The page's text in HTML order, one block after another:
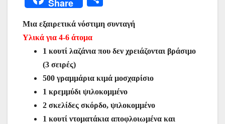
c
e
b
o
o
k
itt
er
at
s
A
p
p
ai
l
e
e
n
g
a
m
Share
ρ
α
τε
ίτ
ε
Μια εξαιρετικά νόστιμη συνταγή
Υλικά για 4-6 άτομα
1 κουτί λαζάνια που δεν χρειάζονται βράσιμο
(3 σειρές)
500 γραμμάρια κιμά μοσχαρίσιο
1 κρεμμύδι ψιλοκομμένο
2 σκελίδες σκόρδο, ψιλοκομμένο
1 κουτί ντοματάκια αποφλοιωμένα και